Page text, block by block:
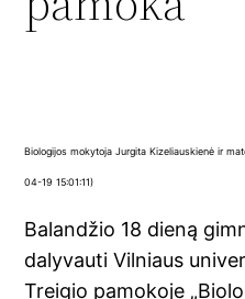
Biologijos mokytoja Jurgita Kizeliauskienė ir
04-19 15:01:11)
Balandžio 18 dieną
dalyvauti Vilniaus
Treigio pamokoje